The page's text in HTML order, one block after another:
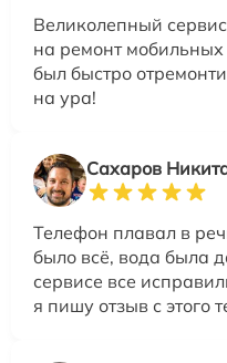
Великолепный
на ремонт
был быстро
на ура!
Сахаров
Телефон плавал в
было всё, вода была
сервисе все
я пишу отзыв с этого